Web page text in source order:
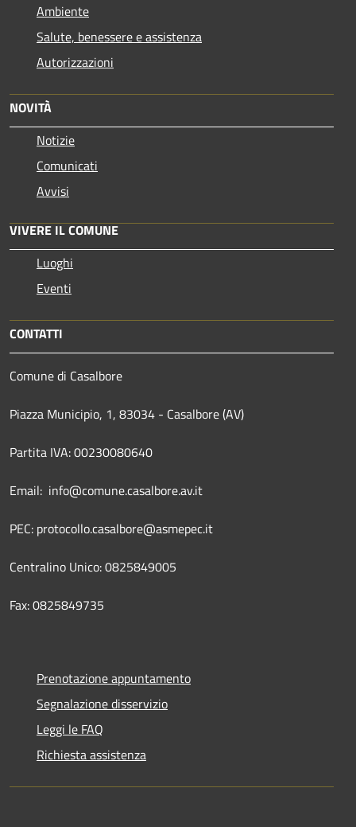
Ambiente
Salute, benessere e assistenza
Autorizzazioni
NOVITÀ
Notizie
Comunicati
Avvisi
VIVERE IL COMUNE
Luoghi
Eventi
CONTATTI
Comune di Casalbore
Piazza Municipio, 1, 83034 - Casalbore (AV)
Partita IVA: 00230080640
Email: info@comune.casalbore.av.it
PEC: protocollo.casalbore@asmepec.it
Centralino Unico: 0825849005
Fax: 0825849735
Prenotazione appuntamento
Segnalazione disservizio
Leggi le FAQ
Richiesta assistenza